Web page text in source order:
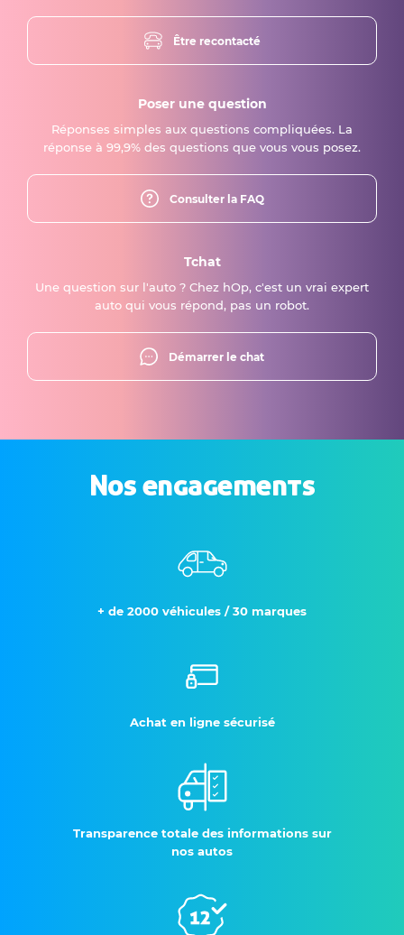
Être recontacté
Poser une question
Réponses simples aux questions compliquées. La
réponse à 99,9% des questions que vous vous posez.
Consulter la FAQ
Tchat
Une question sur l'auto ? Chez hOp, c'est un vrai expert
auto qui vous répond, pas un robot.
Démarrer le chat
Nos engagements
+ de 2000 véhicules / 30 marques
Achat en ligne sécurisé
Transparence totale des informations sur
nos autos